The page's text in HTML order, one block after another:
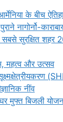
के बीच
नागोर्नो-
सुरक्षित शहर
महत्व और उत्सव
नींव
घर मुफ्त बिजली